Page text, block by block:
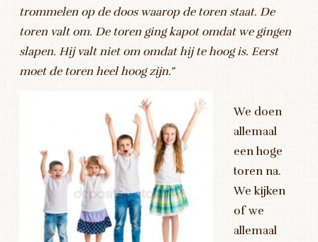
trommelen op de doos waarop de toren staat. De
toren valt om. De toren ging kapot omdat we gingen
slapen. Hij valt niet om omdat hij te hoog is. Eerst
moet de toren heel hoog zijn.”
We doen
allemaal
een hoge
toren na.
We kijken
of we
allemaal